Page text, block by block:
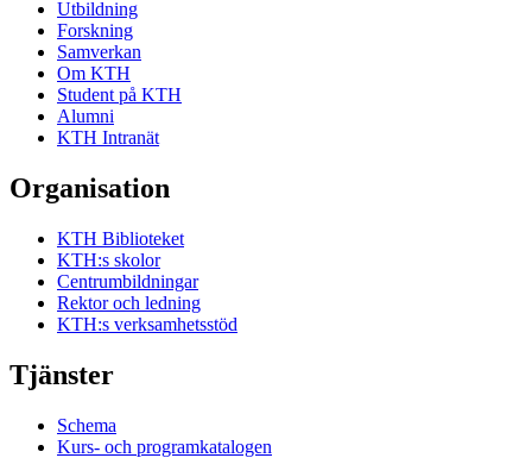
Utbildning
Forskning
Samverkan
Om KTH
Student på KTH
Alumni
KTH Intranät
Organisation
KTH Biblioteket
KTH:s skolor
Centrumbildningar
Rektor och ledning
KTH:s verksamhetsstöd
Tjänster
Schema
Kurs- och programkatalogen